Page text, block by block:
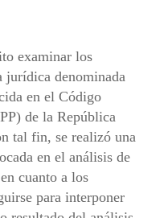
examinar los
jurídica denominada
en el Código
de la República
tal fin, se realizó una
en el análisis de
cuanto a los
para interponer